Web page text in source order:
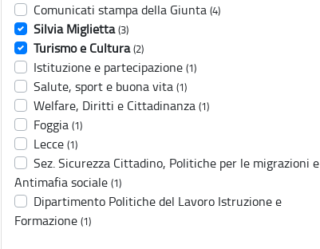
Comunicati stampa della Giunta (4)
Silvia Miglietta (3)
Turismo e Cultura (2)
Istituzione e partecipazione (1)
Salute, sport e buona vita (1)
Welfare, Diritti e Cittadinanza (1)
Foggia (1)
Lecce (1)
Sez. Sicurezza Cittadino, Politiche per le migrazioni e
Antimafia sociale (1)
Dipartimento Politiche del Lavoro Istruzione e
Formazione (1)